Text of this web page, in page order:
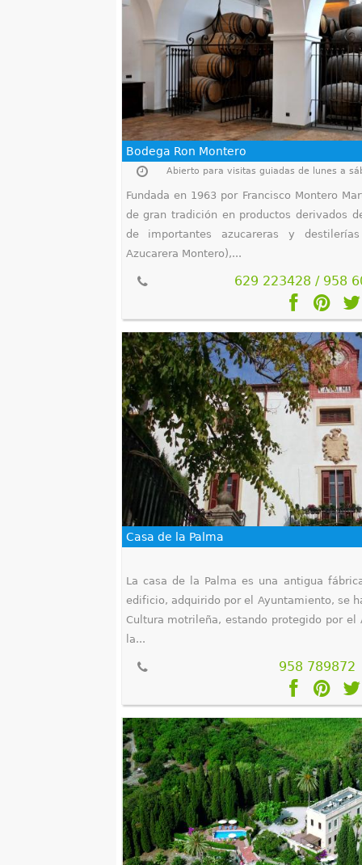
Bodega Ron Montero
Fundada en 1963 por Francisco Montero
de gran tradición en productos derivados
de importantes azucareras y
Azucarera Montero),...
629 223428 / 958
Casa de la Palma
La casa de la Palma es una antigua
edificio, adquirido por el Ayuntamiento, se
Cultura motrileña, estando protegido por
la...
958 789872